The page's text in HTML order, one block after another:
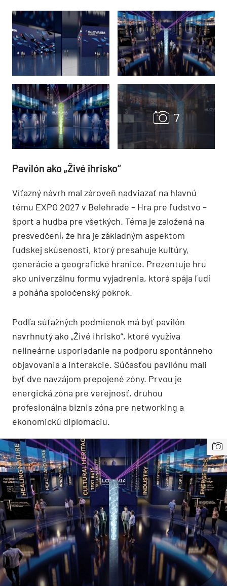
Pavilón ako „Živé ihrisko“
Víťazný návrh mal zároveň nadviazať na hlavnú
tému EXPO 2027 v Belehrade – Hra pre ľudstvo –
šport a hudba pre všetkých. Téma je založená na
presvedčení, že hra je základným aspektom
ľudskej skúsenosti, ktorý presahuje kultúry,
generácie a geografické hranice. Prezentuje hru
ako univerzálnu formu vyjadrenia, ktorá spája ľudí
a poháňa spoločenský pokrok.
Podľa súťažných podmienok má byť pavilón
navrhnutý ako „Živé ihrisko“, ktoré využíva
nelineárne usporiadanie na podporu spontánneho
objavovania a interakcie. Súčasťou pavilónu mali
byť dve navzájom prepojené zóny. Prvou je
energická zóna pre verejnosť, druhou
profesionálna biznis zóna pre networking a
ekonomickú diplomaciu.